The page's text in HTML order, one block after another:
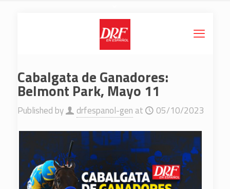
Cabalgata de Ganadores:
Belmont Park, Mayo 11
Published by drfespanol-gen at 05/10/2023